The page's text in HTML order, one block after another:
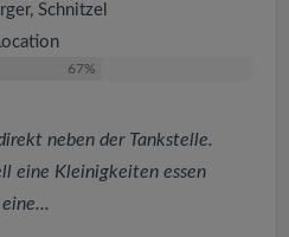
Schnitzel
67%
neben der Tankstelle.
eine Kleinigkeiten essen